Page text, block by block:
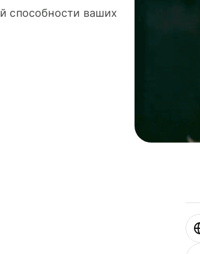
способности ваших